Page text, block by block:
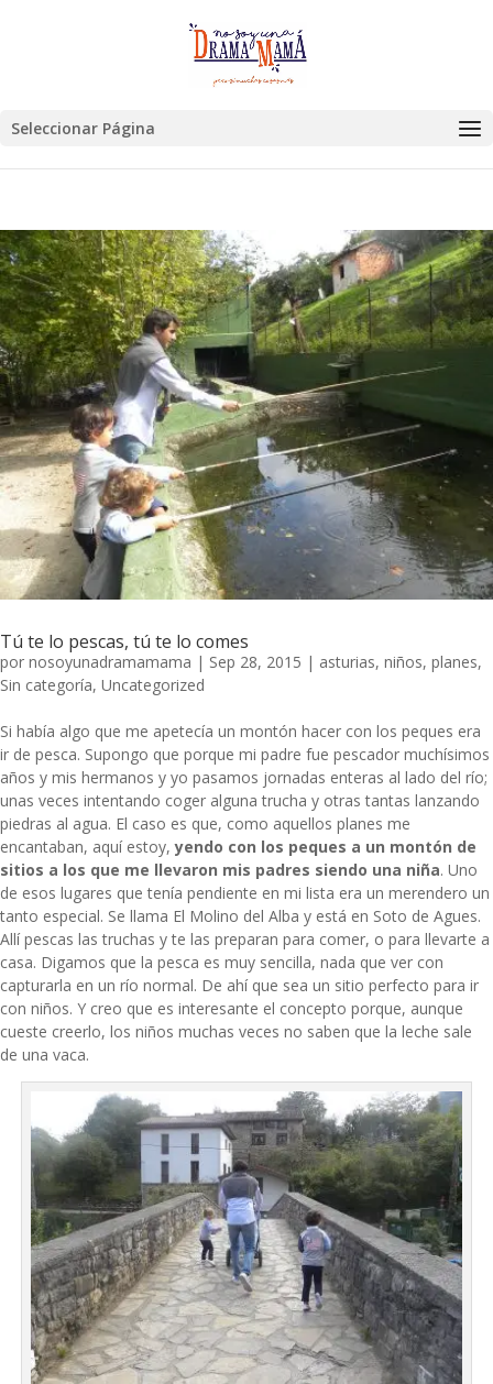
Seleccionar Página
Tú te lo pescas, tú te lo comes
por nosoyunadramamama | Sep 28, 2015 | asturias, niños, planes,
Sin categoría, Uncategorized
Si había algo que me apetecía un montón hacer con los peques era
ir de pesca. Supongo que porque mi padre fue pescador muchísimos
años y mis hermanos y yo pasamos jornadas enteras al lado del río;
unas veces intentando coger alguna trucha y otras tantas lanzando
piedras al agua. El caso es que, como aquellos planes me
encantaban, aquí estoy,yendo con los peques a un montón de
sitios a los que me llevaron mis padres siendo una niña. Uno
de esos lugares que tenía pendiente en mi lista era un merendero un
tanto especial. Se llama El Molino del Alba y está en Soto de Agues.
Allí pescas las truchas y te las preparan para comer, o para llevarte a
casa. Digamos que la pesca es muy sencilla, nada que ver con
capturarla en un río normal. De ahí que sea un sitio perfecto para ir
con niños. Y creo que es interesante el concepto porque, aunque
cueste creerlo, los niños muchas veces no saben que la leche sale
de una vaca.